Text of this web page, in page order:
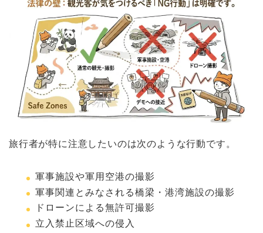
旅行者が特に注意したいのは次のような行動です。
軍事施設や軍用空港の撮影
軍事関連とみなされる橋梁・港湾施設の撮影
ドローンによる無許可撮影
立入禁止区域への侵入